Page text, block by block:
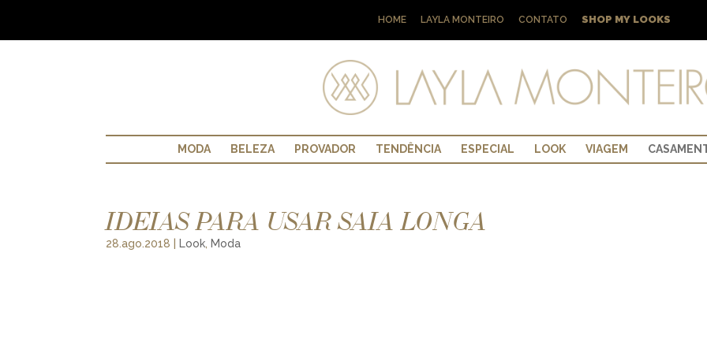
HOME LAYLA MONTEIRO CONTATO SHOP MY LOOKS
MODA BELEZA PROVADOR TENDÊNCIA ESPECIAL LOOK VIAGEM
IDEIAS PARA USAR SAIA LONGA
28.ago.2018 Look, Moda